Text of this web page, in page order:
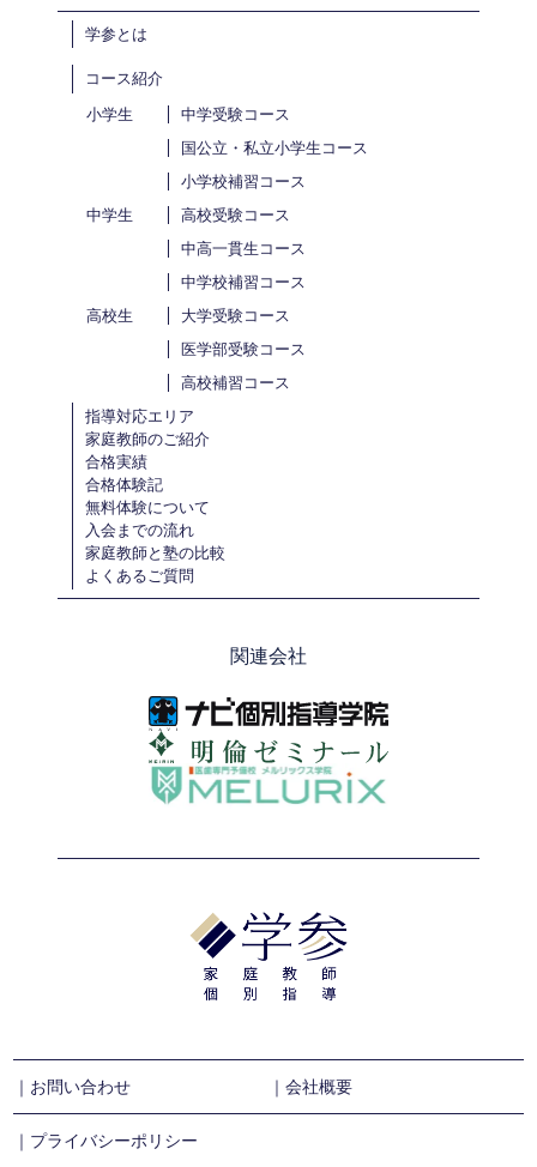
学参とは
コース紹介
小学生
中学受験コース
国公立・私立小学生コース
小学校補習コース
中学生
高校受験コース
中高一貫生コース
中学校補習コース
高校生
大学受験コース
医学部受験コース
高校補習コース
指導対応エリア
家庭教師のご紹介
合格実績
合格体験記
無料体験について
入会までの流れ
家庭教師と塾の比較
よくあるご質問
関連会社
｜お問い合わせ ｜会社概要
｜プライバシーポリシー